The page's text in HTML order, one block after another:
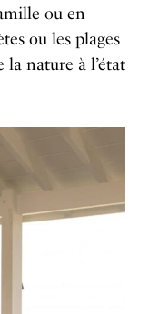
ou en
ou les plages
la nature à l’état